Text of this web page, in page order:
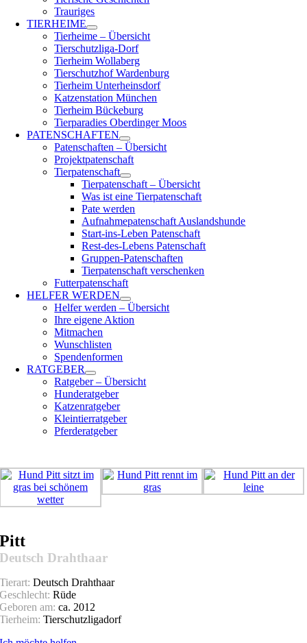
Trauriges
TIERHEIME
Tierheime – Übersicht
Tierschutzliga-Dorf
Tierheim Wollaberg
Tierschutzhof Wardenburg
Tierheim Unterheinsdorf
Katzenstation München
Tierheim Bückeburg
Tierparadies Oberdinger Moos
PATENSCHAFTEN
Patenschaften – Übersicht
Projektpatenschaft
Tierpatenschaft
Tierpatenschaft – Übersicht
Was ist eine Tierpatenschaft
Pate werden
Aufnahmepatenschaft Auslandshunde
Start-ins-Leben Patenschaft
Rest-des-Lebens Patenschaft
Gruppen-Patenschaften
Tierpatenschaft verschenken
Futterpatenschaft
HELFER WERDEN
Helfer werden – Übersicht
Ihre eigene Aktion
Mitmachen
Wunschlisten
Spendenformen
RATGEBER
Ratgeber – Übersicht
Hunderatgeber
Katzenratgeber
Kleintierratgeber
Pferderatgeber
Pitt
Deutsch Drahthaar
Tierart: Deutsch Drahthaar
Geschlecht: Rüde
Geboren am: ca. 2012
Tierheim: Tierschutzligadorf